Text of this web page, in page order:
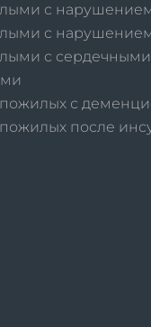
с
с
с сердечными
с
после